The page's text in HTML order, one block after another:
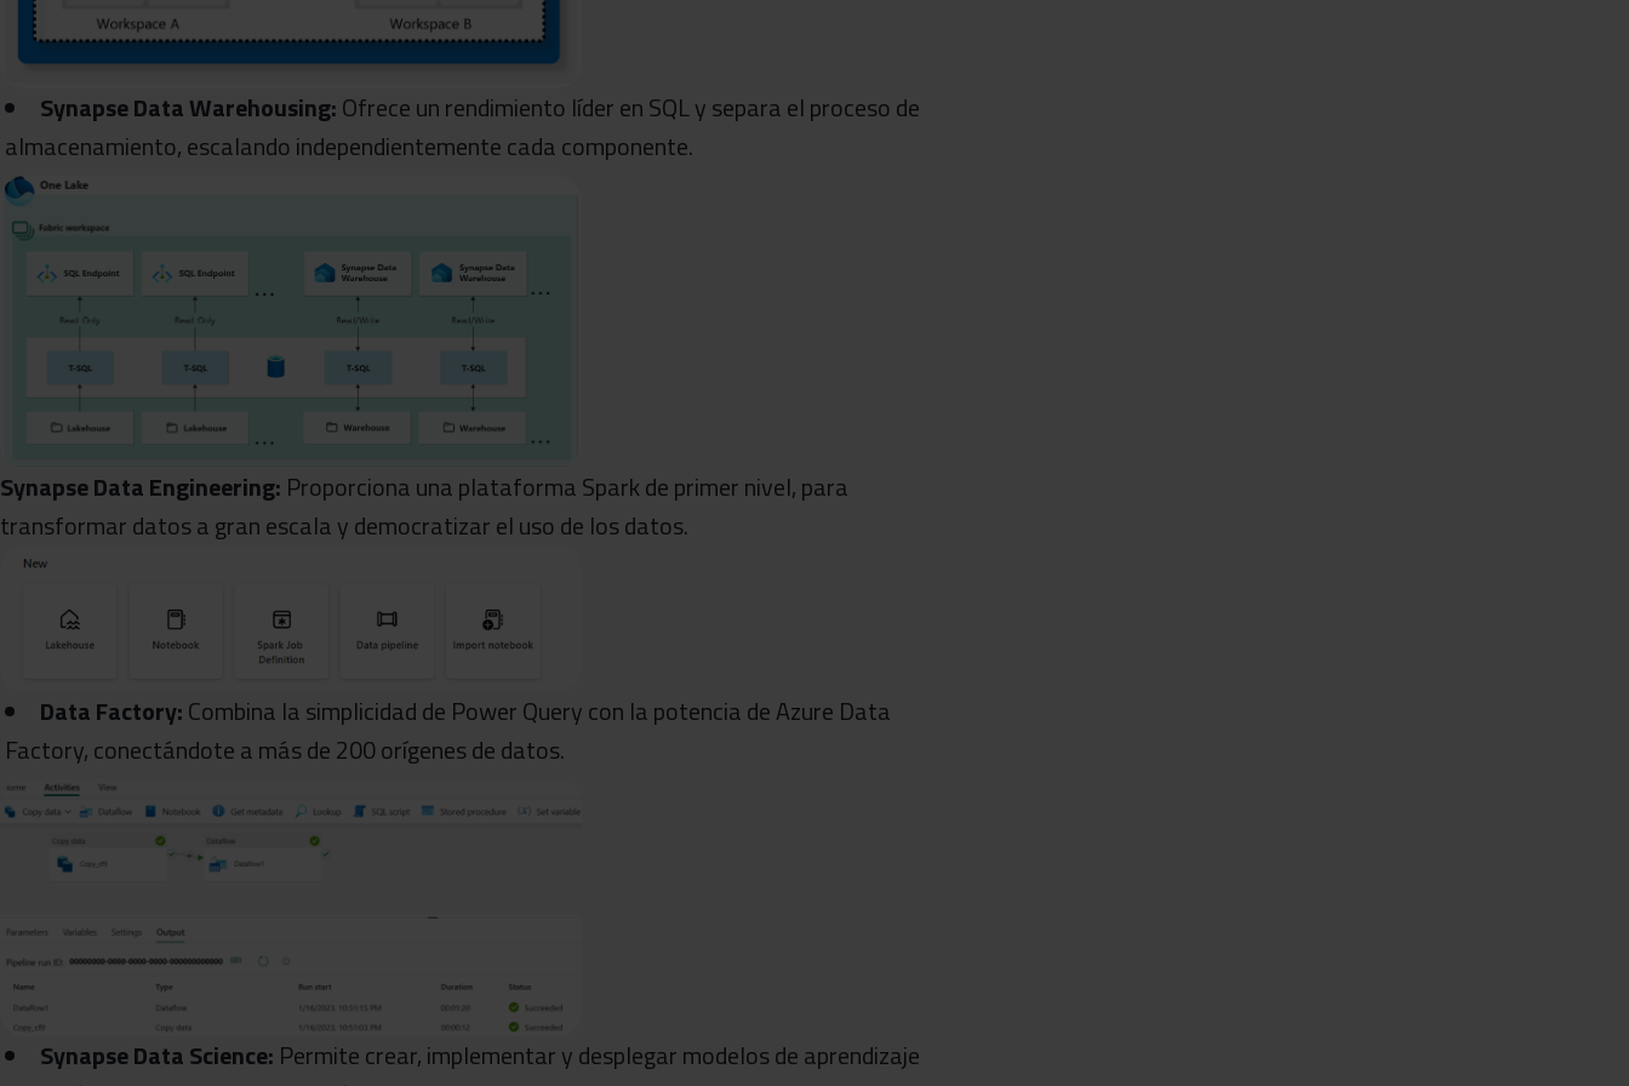
Synapse Data Warehousing:Ofrece un rendimiento líder en SQL y separa el proceso de
almacenamiento, escalando independientemente cada componente.
Synapse Data Engineering: Proporciona una plataforma Spark de primer nivel, para
transformar datos a gran escala y democratizar el uso de los datos.
Data Factory:Combina la simplicidad de Power Query con la potencia de Azure Data
Factory, conectándote a más de 200 orígenes de datos.
Synapse Data Science: Permite crear, implementar y desplegar modelos de aprendizaje